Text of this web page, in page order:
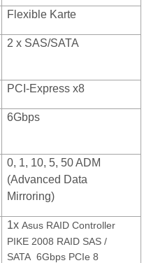
Flexible Karte
2 x SAS/SATA
PCI-Express x8
6Gbps
0, 1, 10, 5, 50 ADM
(Advanced Data
Mirroring)
1xAsus RAID Controller
PIKE 2008 RAID SAS /
SATA 6Gbps PCIe 8